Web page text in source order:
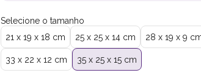
Selecione o tamanho
21 x 19 x 18 cm
25 x 25 x 14 cm 28 x 19 x 9
33 x 22 x 12 cm 35 x 25 x 15 cm